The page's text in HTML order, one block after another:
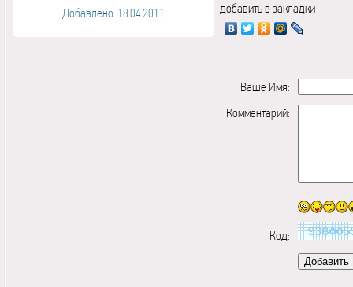
Добавлено: 18.04.2011 добавить в закладки
Ваше Имя:
Комментарий:
Код: